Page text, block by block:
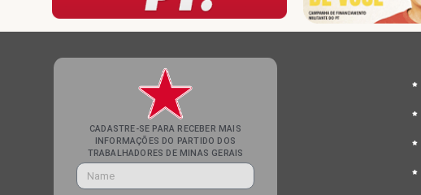
CADASTRE-SE PARA RECEBER MAIS
INFORMAÇÕES DO PARTIDO DOS
TRABALHADORES DE MINAS GERAIS